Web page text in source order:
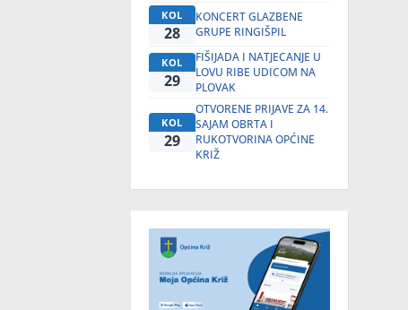
KOL
28
KONCERT GLAZBENE
GRUPE RINGIŠPIL
KOL
29
FIŠIJADA I NATJECANJE U
LOVU RIBE UDICOM NA
PLOVAK
KOL
29
OTVORENE PRIJAVE ZA 14.
SAJAM OBRTA I
RUKOTVORINA OPĆINE
KRIŽ